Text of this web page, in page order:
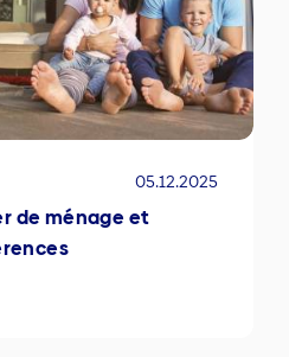
05.12.2025
de ménage et